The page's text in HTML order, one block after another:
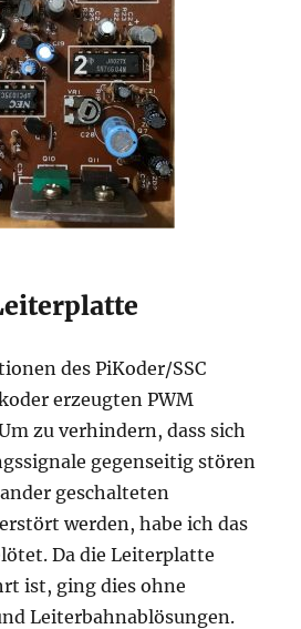
des PiKoder/SSC
erzeugten PWM
zu verhindern, dass sich
gegenseitig stören
geschalteten
werden, habe ich das
Da die Leiterplatte
ist, ging dies ohne
Leiterbahnablösungen.